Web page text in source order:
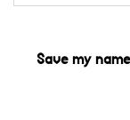
Save my